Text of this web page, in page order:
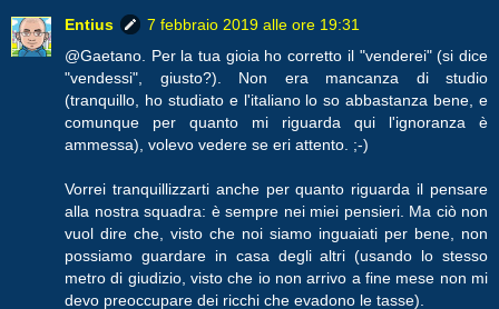
Entius
7 febbraio 2019 alle ore 19:31
@Gaetano. Per la tua gioia ho corretto il "venderei" (si dice
"vendessi", giusto?). Non era mancanza di studio
(tranquillo, ho studiato e l'italiano lo so abbastanza bene, e
comunque per quanto mi riguarda qui l'ignoranza è
ammessa), volevo vedere se eri attento. ;-)
Vorrei tranquillizzarti anche per quanto riguarda il pensare
alla nostra squadra: è sempre nei miei pensieri. Ma ciò non
vuol dire che, visto che noi siamo inguaiati per bene, non
possiamo guardare in casa degli altri (usando lo stesso
metro di giudizio, visto che io non arrivo a fine mese non mi
devo preoccupare dei ricchi che evadono le tasse).